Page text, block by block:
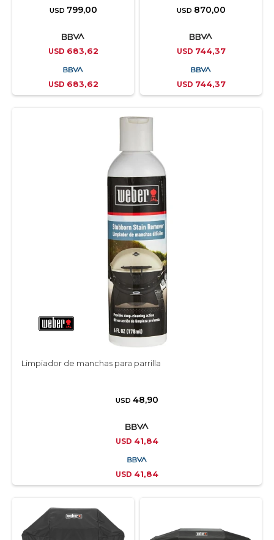
USD 799,00
USD 683,62
USD 683,62
USD 870,00
USD 744,37
USD 744,37
Limpiador de manchas para parrilla
USD 48,90
USD 41,84
USD 41,84